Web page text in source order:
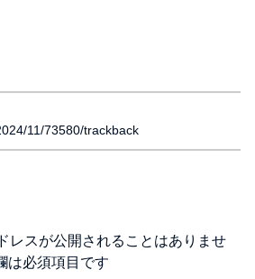
11/73580/trackback
レスが公開されることはありませ
は必須項目です